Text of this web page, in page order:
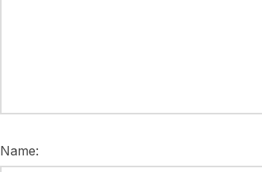
Name: